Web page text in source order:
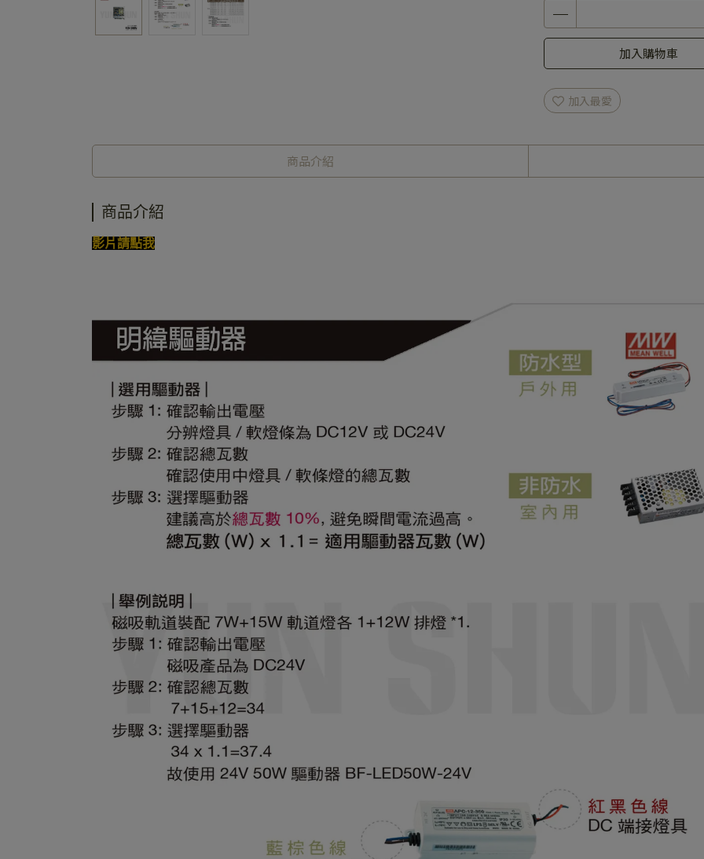
加入購物車
加入最愛
商品介紹
商品介紹
影片請點我